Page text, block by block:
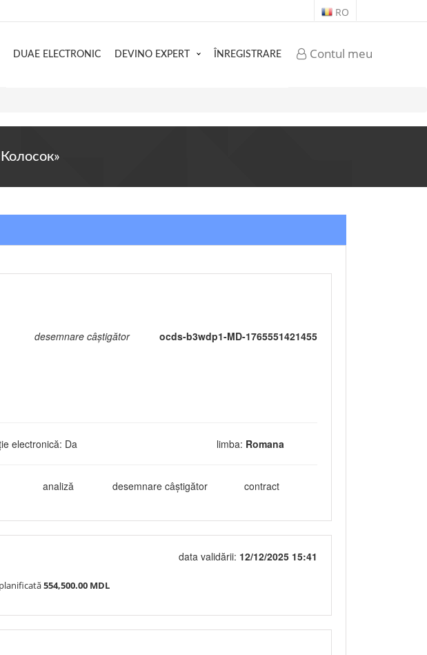
RO
Contul meu
DUAE ELECTRONIC DEVINO EXPERT ÎNREGISTRARE
desemnare câștigător ocds-b3wdp1-MD-1765551421455
electronică: Da limba: Romana
analiză desemnare câștigător contract
data validării: 12/12/2025 15:41
554,500.00 MDL